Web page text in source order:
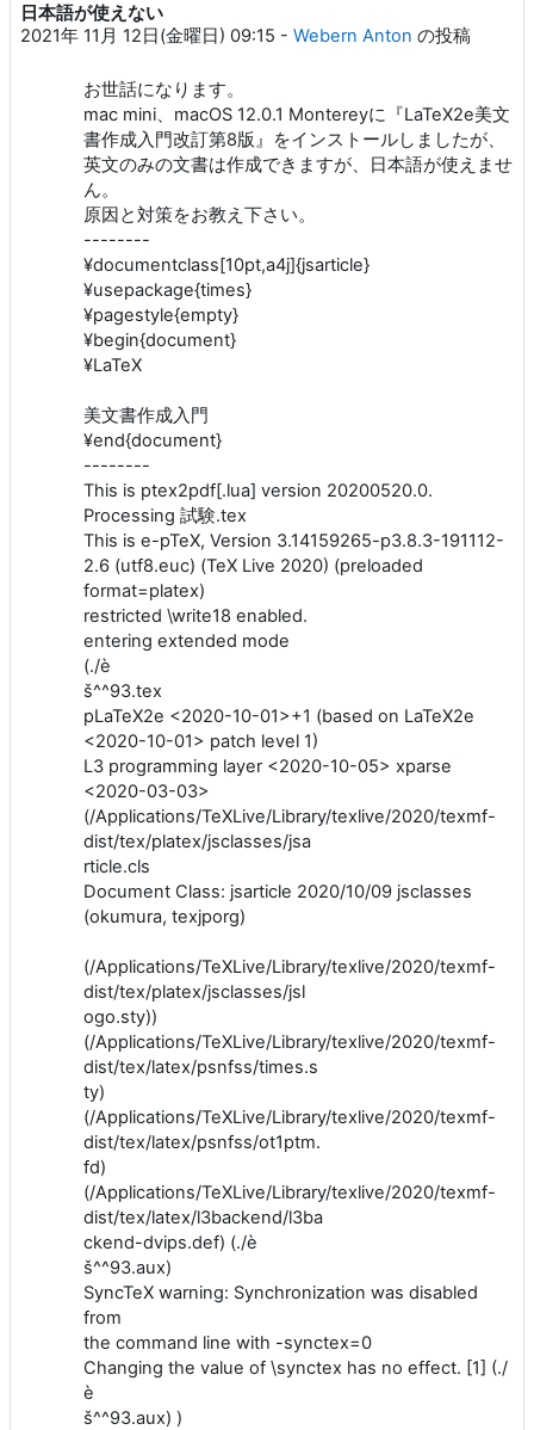
日本語が使えない
2021年 11月 12日(金曜日) 09:15 - Webern Anton の投稿
返信数: 10
お世話になります。
mac mini、macOS 12.0.1 Montereyに『LaTeX2e美文
書作成入門改訂第8版』をインストールしましたが、
英文のみの文書は作成できますが、日本語が使えませ
ん。
原因と対策をお教え下さい。
--------
¥documentclass[10pt,a4j]{jsarticle}
¥usepackage{times}
¥pagestyle{empty}
¥begin{document}
¥LaTeX
美文書作成入門
¥end{document}
--------
This is ptex2pdf[.lua] version 20200520.0.
Processing 試験.tex
This is e-pTeX, Version 3.14159265-p3.8.3-191112-
2.6 (utf8.euc) (TeX Live 2020) (preloaded
format=platex)
restricted \write18 enabled.
entering extended mode
(./è
š^^93.tex
pLaTeX2e <2020-10-01>+1 (based on LaTeX2e
<2020-10-01> patch level 1)
L3 programming layer <2020-10-05> xparse
<2020-03-03>
(/Applications/TeXLive/Library/texlive/2020/texmf-
dist/tex/platex/jsclasses/jsa
rticle.cls
Document Class: jsarticle 2020/10/09 jsclasses
(okumura, texjporg)
(/Applications/TeXLive/Library/texlive/2020/texmf-
dist/tex/platex/jsclasses/jsl
ogo.sty))
(/Applications/TeXLive/Library/texlive/2020/texmf-
dist/tex/latex/psnfss/times.s
ty)
(/Applications/TeXLive/Library/texlive/2020/texmf-
dist/tex/latex/psnfss/ot1ptm.
fd)
(/Applications/TeXLive/Library/texlive/2020/texmf-
dist/tex/latex/l3backend/l3ba
ckend-dvips.def) (./è
š^^93.aux)
SyncTeX warning: Synchronization was disabled
from
the command line with -synctex=0
Changing the value of \synctex has no effect. [1] (./
è
š^^93.aux) )